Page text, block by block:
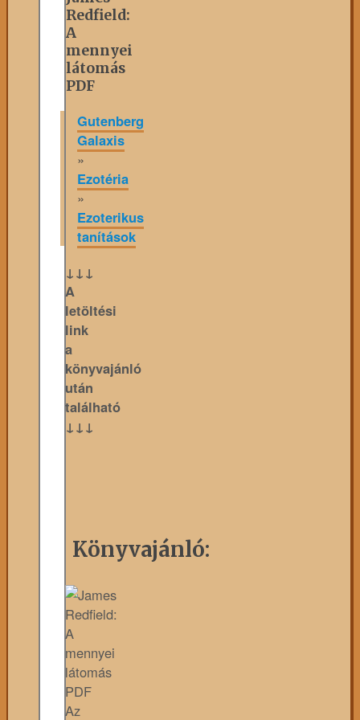
Redfield:
A
mennyei
látomás
PDF
Gutenberg
Galaxis
»
Ezotéria
»
Ezoterikus
tanítások
↓↓↓
A
letöltési
link
a
könyvajánló
után
található
↓↓↓
Könyvajánló:
Az